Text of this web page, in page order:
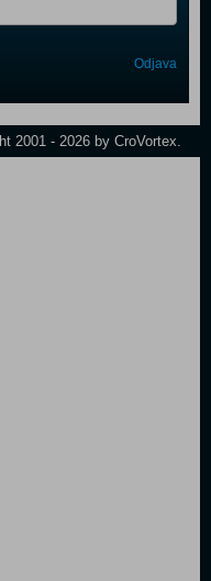
Odjava
2001 - 2026 by CroVortex.